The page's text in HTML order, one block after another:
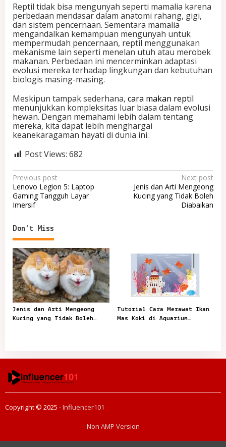
Reptil tidak bisa mengunyah seperti mamalia karena
perbedaan mendasar dalam anatomi rahang, gigi,
dan sistem pencernaan. Sementara mamalia
mengandalkan kemampuan mengunyah untuk
mempermudah pencernaan, reptil menggunakan
mekanisme lain seperti menelan utuh atau merobek
makanan. Perbedaan ini mencerminkan adaptasi
evolusi mereka terhadap lingkungan dan kebutuhan
biologis masing-masing.
Meskipun tampak sederhana, cara makan reptil
menunjukkan kompleksitas luar biasa dalam evolusi
hewan. Dengan memahami lebih dalam tentang
mereka, kita dapat lebih menghargai
keanekaragaman hayati di dunia ini.
Post Views: 682
P
o
s
t
n
a
v
i
g
a
t
n
Previous post
Lenovo Legion 5: Laptop
Gaming Tangguh Layar
Imersif
Next post
Jenis dan Arti Mengeong
Kucing yang Tidak Boleh
Diabaikan
Don't Miss
Jenis dan Arti Mengeong
Kucing yang Tidak Boleh
Tutorial Cara Merawat Ikan
Mas Koki di Aquarium
Copyright © 2025 -Influencer101
Non AMP Version